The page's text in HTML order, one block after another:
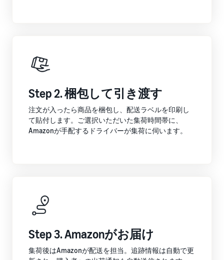
Step 2. 梱包して引き渡す
注文が入ったら商品を梱包し、配送ラベルを印刷し
て貼付します。ご選択いただいた集荷時間帯に、
Amazonが手配するドライバーが集荷に伺います。
Step 3. Amazonがお届け
集荷後はAmazonが配送を担当。追跡情報は自動で更